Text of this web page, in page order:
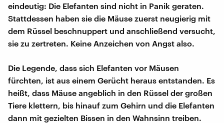
eindeutig: Die Elefanten sind nicht in Panik geraten.
Stattdessen haben sie die Mäuse zuerst neugierig mit
dem Rüssel beschnuppert und anschließend versucht,
sie zu zertreten. Keine Anzeichen von Angst also.
Die Legende, dass sich Elefanten vor Mäusen
fürchten, ist aus einem Gerücht heraus entstanden. Es
heißt, dass Mäuse angeblich in den Rüssel der großen
Tiere klettern, bis hinauf zum Gehirn und die Elefanten
dann mit gezielten Bissen in den Wahnsinn treiben.